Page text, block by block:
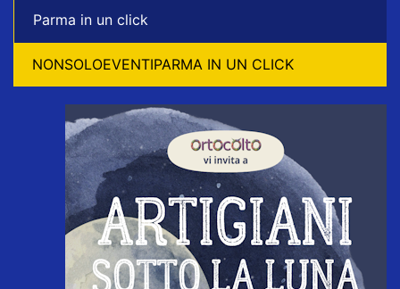
Parma in un click
NONSOLOEVENTIPARMA IN UN CLICK